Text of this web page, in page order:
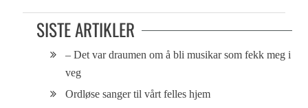
SISTE ARTIKLER
– Det var draumen om å bli musikar som fekk meg i
veg
Ordløse sanger til vårt felles hjem